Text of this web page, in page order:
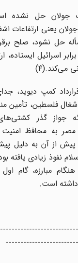
جولان حل نشده
یعنی ارتفاعات
حل نشود، صلح
اسرائیل ایستاده،
کمپ دیوید،
فلسطین، تأمین
جواز گذر کشتی‌های
به محافظ امنیت
از آن به دلیل
نفوذ زیادی یافته
مبارزه، گام اول
است.